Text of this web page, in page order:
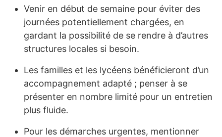
Venir en début de semaine pour éviter des
journées potentiellement chargées, en
gardant la possibilité de se rendre à d’autres
structures locales si besoin.
Les familles et les lycéens bénéficieront d’un
accompagnement adapté ; penser à se
présenter en nombre limité pour un entretien
plus fluide.
Pour les démarches urgentes, mentionner